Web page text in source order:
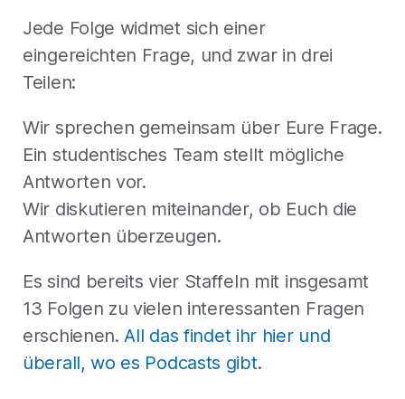
Jede Folge widmet sich einer
eingereichten Frage, und zwar in drei
Teilen:
Wir sprechen gemeinsam über Eure Frage.
Ein studentisches Team stellt mögliche
Antworten vor.
Wir diskutieren miteinander, ob Euch die
Antworten überzeugen.
Es sind bereits vier Staffeln mit insgesamt
13 Folgen zu vielen interessanten Fragen
erschienen.All das findet ihr hier und
überall, wo es Podcasts gibt.